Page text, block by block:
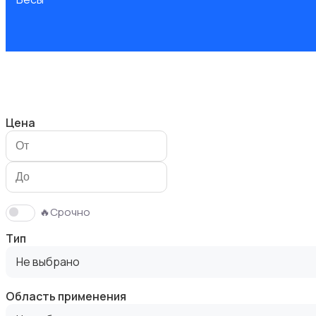
Измельчение и смешивание
Климатическая техника
Цена
🔥Срочно
Тип
Не выбрано
Область применения